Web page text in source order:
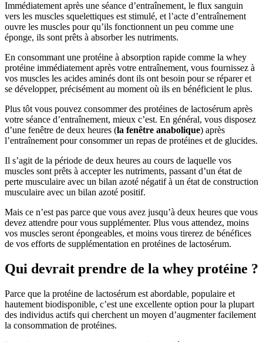
Immédiatement après une séance d’entraînement, le flux sanguin
vers les muscles squelettiques est stimulé, et l’acte d’entraînement
ouvre les muscles pour qu’ils fonctionnent un peu comme une
éponge, ils sont prêts à absorber les nutriments.
En consommant une protéine à absorption rapide comme la whey
protéine immédiatement après votre entraînement, vous fournissez à
vos muscles les acides aminés dont ils ont besoin pour se réparer et
se développer, précisément au moment où ils en bénéficient le plus.
Plus tôt vous pouvez consommer des protéines de lactosérum après
votre séance d’entraînement, mieux c’est. En général, vous disposez
d’une fenêtre de deux heures (la fenêtre anabolique) après
l’entraînement pour consommer un repas de protéines et de glucides.
Il s’agit de la période de deux heures au cours de laquelle vos
muscles sont prêts à accepter les nutriments, passant d’un état de
perte musculaire avec un bilan azoté négatif à un état de construction
musculaire avec un bilan azoté positif.
Mais ce n’est pas parce que vous avez jusqu’à deux heures que vous
devez attendre pour vous supplémenter. Plus vous attendez, moins
vos muscles seront épongeables, et moins vous tirerez de bénéfices
de vos efforts de supplémentation en protéines de lactosérum.
Qui devrait prendre de la whey protéine ?
Parce que la protéine de lactosérum est abordable, populaire et
hautement biodisponible, c’est une excellente option pour la plupart
des individus actifs qui cherchent un moyen d’augmenter facilement
la consommation de protéines.